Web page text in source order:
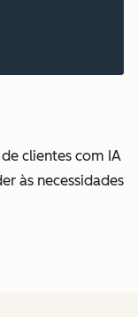
clientes com IA
às necessidades